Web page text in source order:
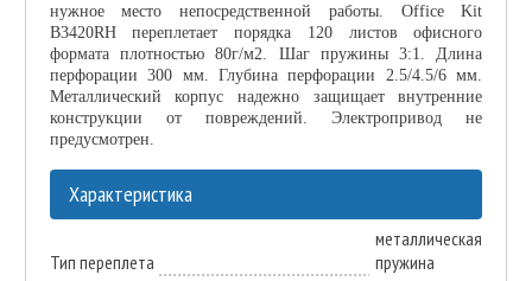
нужное место непосредственной работы. Office Kit
B3420RH переплетает порядка 120 листов офисного
формата плотностью 80г/м2. Шаг пружины 3:1. Длина
перфорации 300 мм. Глубина перфорации 2.5/4.5/6 мм.
Металлический корпус надежно защищает внутренние
конструкции от повреждений. Электропривод не
предусмотрен.
Характеристика
Тип переплета
металлическая
пружина